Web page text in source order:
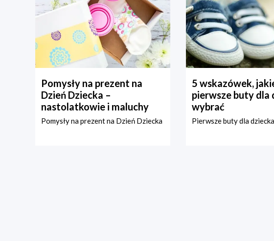
Pomysły na prezent na
Dzień Dziecka –
nastolatkowie i maluchy
Pomysły na prezent na Dzień Dziecka
5 wskazówek,
pierwsze buty dla
wybrać
Pierwsze buty dla dziecka